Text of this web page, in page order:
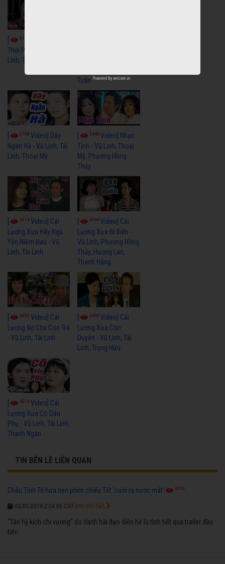
4110
Thời Phóng Đãng - Vũ
Linh, Tài Linh, Chí Linh
Tuấn
3768 Video] Dãy
Ngân Hà - Vũ Linh, Tài
Linh, Thoại Mỹ
3440Video] Nhạc
Tình - Vũ Linh, Thoại
Mỹ, Phương Hồng
Thủy
4114Video] Cải
Lương Xưa Hãy Ngủ
Yên Niềm Đau - Vũ
Linh, Tài Linh
3966Video] Cải
Lương Xưa Đi Biển -
Vũ Linh, Phương Hồng
Thủy, Hương Lan,
Thanh Hằng
4433 Video] Cải
Lương Nợ Cha Con Trả
- Vũ Linh, Tài Linh
3600Video] Cải
Lương Xưa Còn
Duyên - Vũ Linh, Tài
Linh, Trọng Hữu
[ 4016Video] Cải
Lương Xưa Cô Dâu
Phụ - Vũ Linh, Tài Linh,
Thanh Ngân
TIN BÊN LỀ LIÊN QUAN
Châu Tinh Trì hứa hẹn phim chiếu Tết 'cười ra nước mắt' 6770
03/01/2019 2:04:06 CH
"Tân hỷ kịch chi vương" do danh hài đạo diễn hé lộ tình tiết qua trailer đầu
tiên.
Xem chi tiết
Powered by netcore.vn